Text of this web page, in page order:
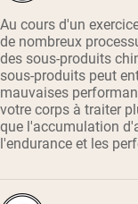
Au cours d'un
de nombreux
des sous-produits
sous-produits peut
mauvaises
votre corps à traiter
que l'accumulation
l'endurance et les